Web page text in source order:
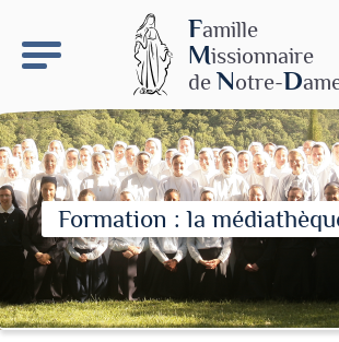
Famille
Missionnaire
de Notre-D
Faire un don
Formation : la